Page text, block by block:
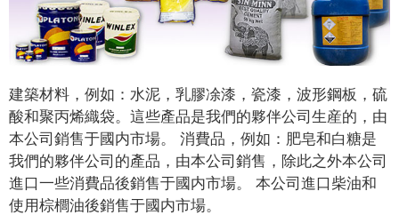
建築材料，例如：水泥，乳膠凃漆，瓷漆，波形鋼板，硫
酸和聚丙烯織袋。這些產品是我們的夥伴公司生産的，由
本公司銷售于國内市場。 消費品，例如：肥皂和白糖是
我們的夥伴公司的產品，由本公司銷售，除此之外本公司
進口一些消費品後銷售于國内市場。 本公司進口柴油和
使用棕櫚油後銷售于國内市場。